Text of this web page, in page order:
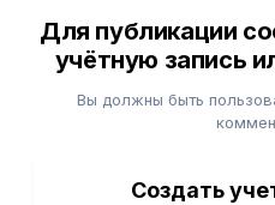
Для публикации
учётную запись
Вы должны быть
Создать